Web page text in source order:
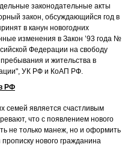
законодательные акты
закон, обсуждающийся год в
в канун новогодних
изменения в Закон ’93 года №
Федерации на свободу
и жительства в
УК РФ и КоАП РФ.
РФ
семей является счастливым
что с появлением нового
не только манеж, но и оформить
нового гражданина